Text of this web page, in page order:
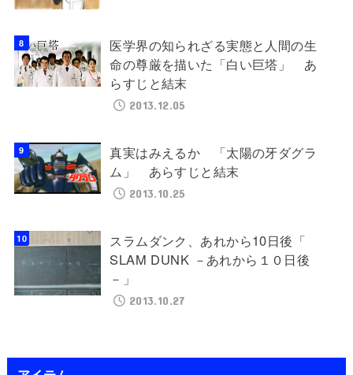
医学界の知られざる実態と人間の生
命の尊厳を描いた「白い巨塔」 あ
らすじと結末
2013.12.05
真実はみえるか 「太陽の牙ダグラ
ム」 あらすじと結末
2013.10.25
スラムダンク、あれから10日後「
SLAM DUNK －あれから１０日後
－」
2013.10.27